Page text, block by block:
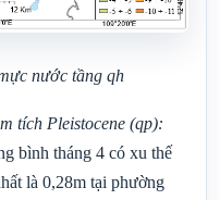
nước tầng qh
tích Pleistocene (qp):
bình tháng 4 có xu thế
là 0,28m tại phường